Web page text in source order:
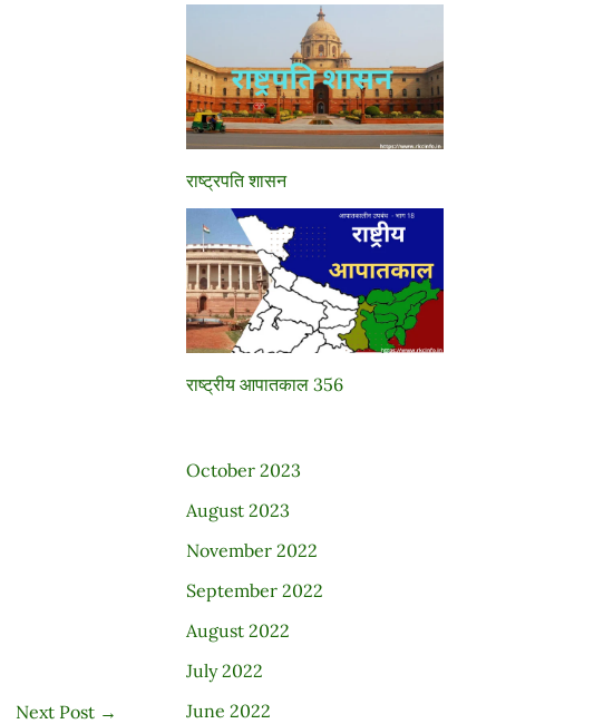
Next Post →
राष्ट्रपति शासन
राष्ट्रीय आपातकाल 356
October 2023
August 2023
November 2022
September 2022
August 2022
July 2022
June 2022